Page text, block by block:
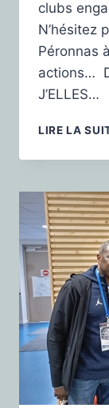
clubs
N’hésitez
Péronnas
actions…
J’ELLES…
LIRE LA